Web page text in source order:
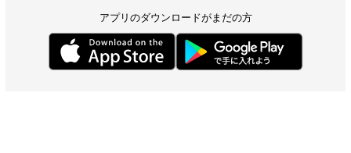
アプリのダウンロードがまだの方